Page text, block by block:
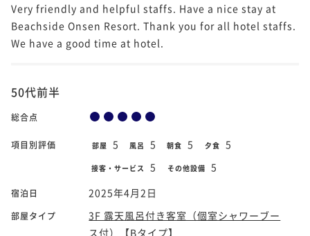
Very friendly and helpful staffs. Have a nice stay at
Beachside Onsen Resort. Thank you for all hotel staffs.
We have a good time at hotel.
50代前半
総合点
項目別評価 部屋 5 風呂 5 朝食 5 夕食 5
接客・サービス 5 その他設備 5
宿泊日 2025年4月2日
部屋タイプ
3F 露天風呂付き客室（個室シャワーブー
ス付）【Bタイプ】